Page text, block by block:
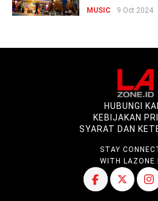
MUSIC 9 Oct 2024
HUBUNGI
KEBIJAKAN
SYARAT DAN
STAY
WITH